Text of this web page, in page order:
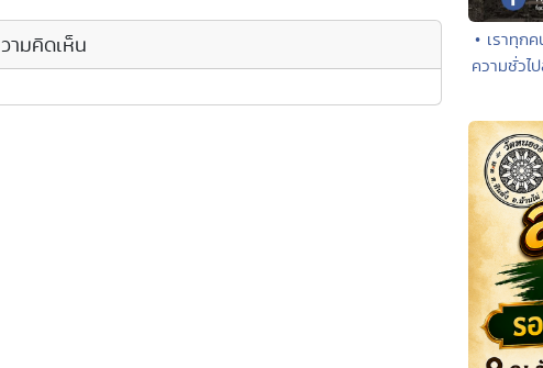
ามคิดเห็น
• เราทุก
ความชั่วไ